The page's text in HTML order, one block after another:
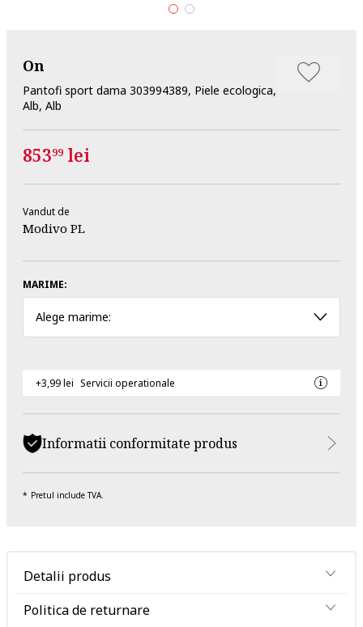
On
Pantofi sport dama 303994389, Piele ecologica,
Alb, Alb
85399 lei
Vandut de
Modivo PL
MARIME:
Alege marime:
+3,99 lei Servicii operationale
Informatii conformitate produs
Pretul include TVA.
Detalii produs
Politica de returnare